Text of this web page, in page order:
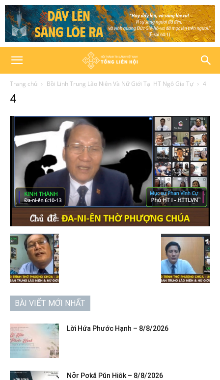
Trang chủ Bồi Linh Trung Lão Niên Và Nữ Giới Tại HT Ngô Gia Tự 4
4
BÀI VIẾT MỚI NHẤT
Lời Hứa Phước Hạnh – 8/8/2026
Nơ̆r Pơkă Pŭn Hiôk – 8/8/2026